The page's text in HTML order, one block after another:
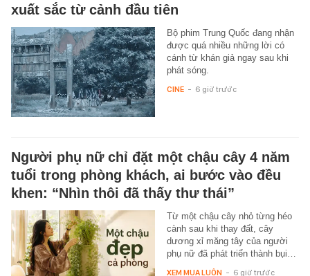
xuất sắc từ cảnh đầu tiên
Bộ phim Trung Quốc đang nhận
được quá nhiều những lời có
cánh từ khán giả ngay sau khi
phát sóng.
CINE - 6 giờ trước
Người phụ nữ chỉ đặt một chậu cây 4 năm
tuổi trong phòng khách, ai bước vào đều
khen: “Nhìn thôi đã thấy thư thái”
Từ một chậu cây nhỏ từng héo
cành sau khi thay đất, cây
dương xỉ măng tây của người
phụ nữ đã phát triển thành bụi…
XEM MUA LUÔN - 6 giờ trước